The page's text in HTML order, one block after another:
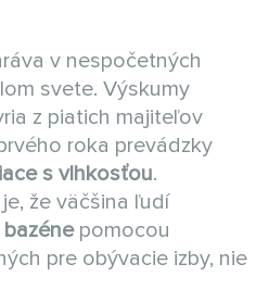
v nespočetných
svete. Výskumy
z piatich majiteľov
roka prevádzky
s vlhkosťou.
že väčšina ľudí
pomocou
pre obývacie izby, nie